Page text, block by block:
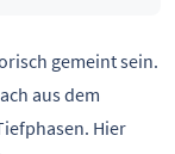
gemeint sein.
aus dem
Hier